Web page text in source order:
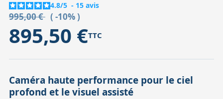
4.8/5 - 15 avis
995,00 € ( -10% )
895,50 €TTC
Caméra haute performance pour le ciel
profond et le visuel assisté